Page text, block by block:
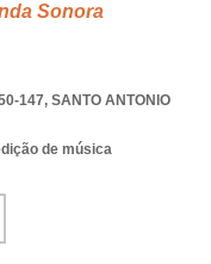
Sonora
147, SANTO ANTONIO
de música